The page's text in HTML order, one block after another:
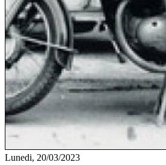
Lunedi, 20/03/2023